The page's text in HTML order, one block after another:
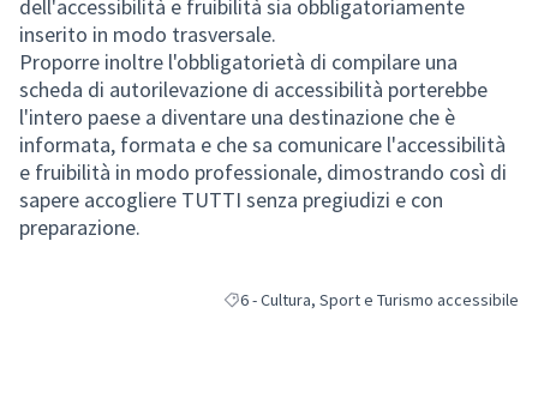
dell'accessibilità e fruibilità sia obbligatoriamente
inserito in modo trasversale.
Proporre inoltre l'obbligatorietà di compilare una
scheda di autorilevazione di accessibilità porterebbe
l'intero paese a diventare una destinazione che è
informata, formata e che sa comunicare l'accessibilità
e fruibilità in modo professionale, dimostrando così di
sapere accogliere TUTTI senza pregiudizi e con
preparazione.
Filtra i risultati per categoria: 6 - Cultura,
6 - Cultura, Sport e Turismo accessibile